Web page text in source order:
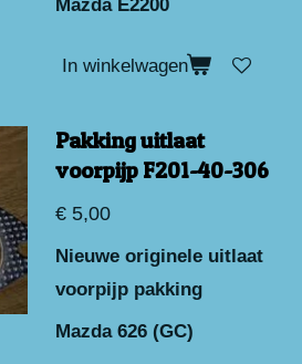
Mazda E2200
In winkelwagen
Pakking uitlaat
voorpijp F201-40-306
€ 5,00
Nieuwe originele uitlaat
voorpijp pakking
Mazda 626 (GC)